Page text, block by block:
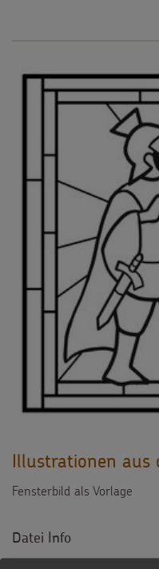
Illustrationen aus
Fensterbild als Vorlage
Datei Info